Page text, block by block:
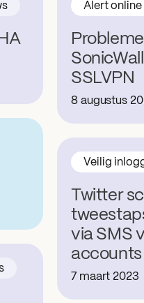
SSLVPN
Alert online
8 augustus
Twitter
via SMS
Veilig
7 maart 2023